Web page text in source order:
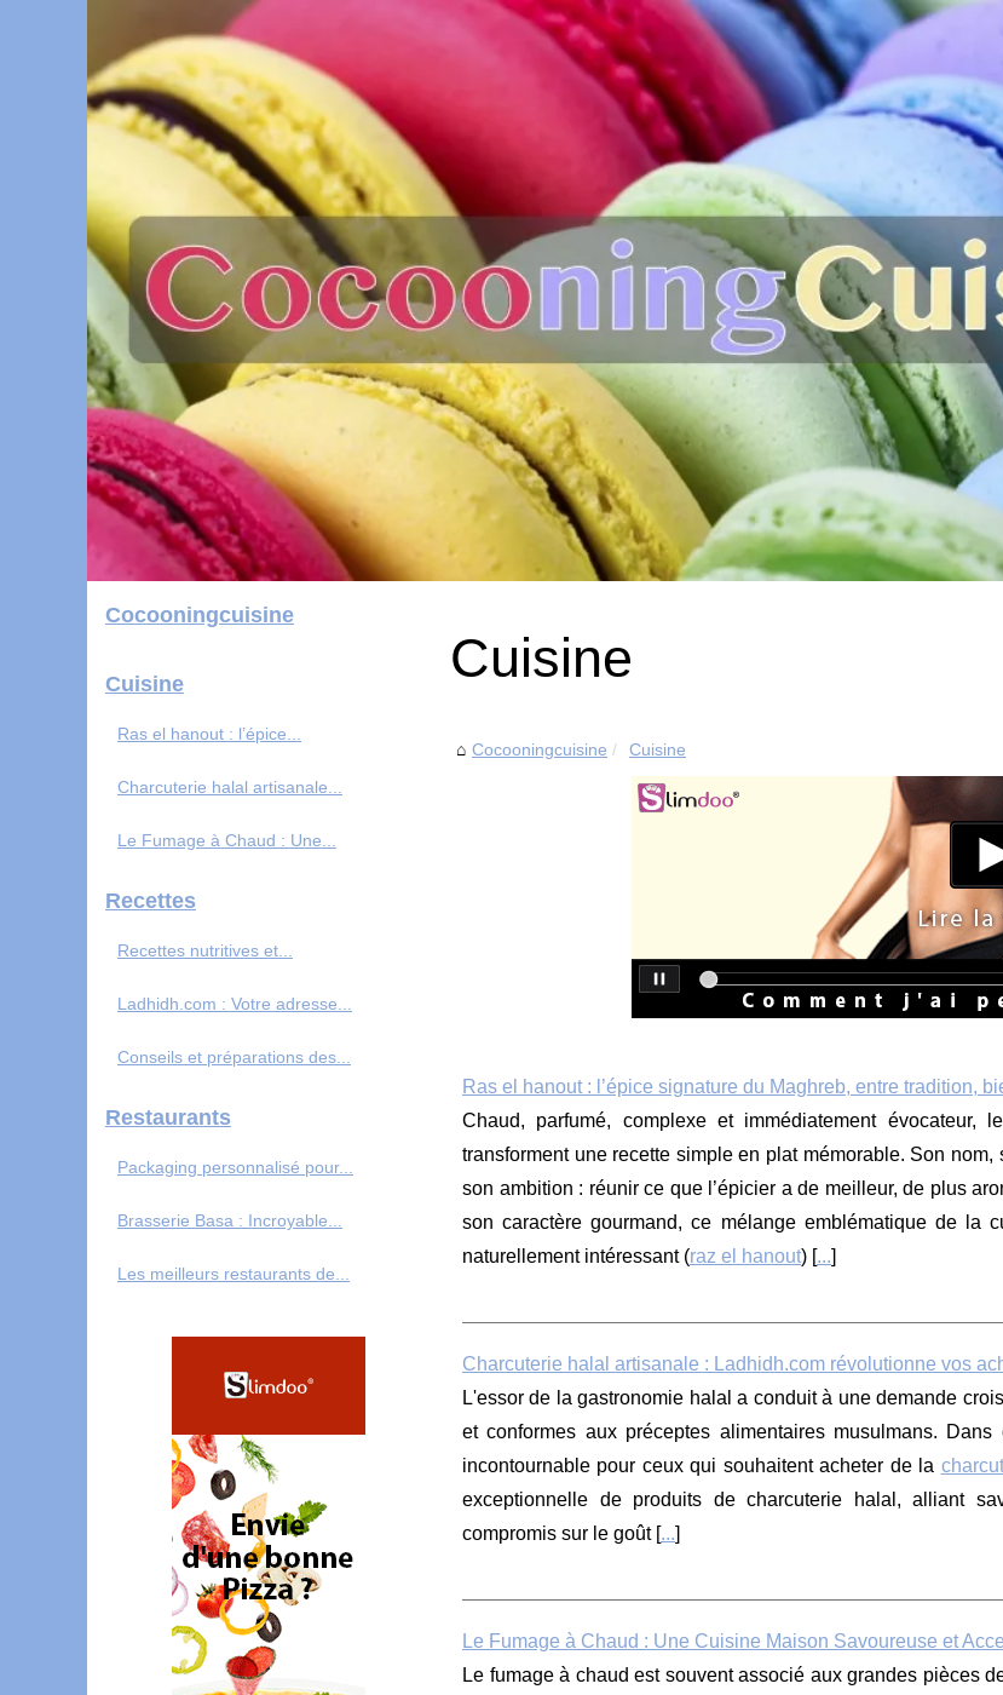
Cuisine
Cocooningcuisine Cuisine
Ras el hanout : l’épice signature du Maghreb, entre tradition,
Chaud, parfumé, complexe et immédiatement
transforment une recette simple en plat mémorable. Son
son ambition : réunir ce que l’épicier a de meilleur, de plus
son caractère gourmand, ce mélange emblématique de la
naturellement intéressant (raz el hanout) [...]
Charcuterie halal artisanale : Ladhidh.com révolutionne vos
L'essor de la gastronomie halal a conduit à une demande
et conformes aux préceptes alimentaires musulmans.
incontournable pour ceux qui souhaitent acheter de la
exceptionnelle de produits de charcuterie halal, alliant
compromis sur le goût [...]
Le Fumage à Chaud : Une Cuisine Maison Savoureuse et
Le fumage à chaud est souvent associé aux grandes pièces
Cocooningcuisine
Cuisine
Ras el hanout : l’épice...
Charcuterie halal artisanale...
Le Fumage à Chaud : Une...
Recettes
Recettes nutritives et...
Ladhidh.com : Votre adresse...
Conseils et préparations des...
Restaurants
Packaging personnalisé pour...
Brasserie Basa : Incroyable...
Les meilleurs restaurants de...